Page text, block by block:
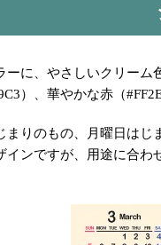
ーに、やさしいクリーム
）、華やかな赤（
まりのもの、月曜日は
インですが、用途に合わ